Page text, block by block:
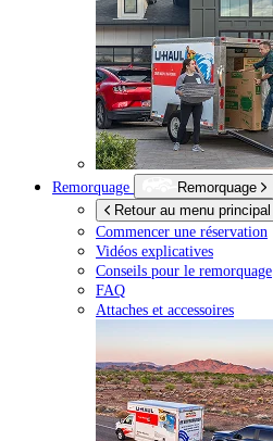
Remorquage
Remorquage
Retour au menu principal
Commencer une réservation
Vidéos explicatives
Conseils pour le remorquage
FAQ
Attaches et accessoires